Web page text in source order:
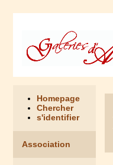
Homepage
Chercher
s'identifier
Association